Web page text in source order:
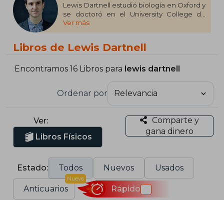
Lewis Dartnell estudió biología en Oxford y
se doctoró en el University College de
Londres. Ha recibido numerosas
distinciones por su labor como escritor
Times y The New Scientist.
Es incansable en su labor como impulsor
numerosas apariciones en programas
televisivos del Canal Historia y del National
Geographic, entre otros. De entre sus
caso de apocalipsis (Debate, 2015). En la
actualidad trabaja como investigador y
profesor de astrobiología en la Universidad
de Westminster.
Ver más
Libros de Lewis Dartnell
Encontramos 16 Libros para lewis dartnell
Ordenar por
Ver:
Libros Físicos
Comparte y
gana dinero
Estado: Todos Nuevos Usados
Anticuarios
Nuevo
Rápido